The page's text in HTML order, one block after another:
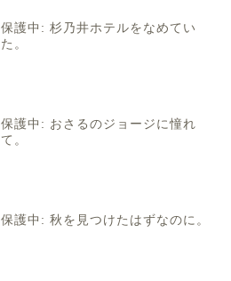
保護中: 杉乃井ホテルをなめてい
た。
保護中: おさるのジョージに憧れ
て。
保護中: 秋を見つけたはずなのに。